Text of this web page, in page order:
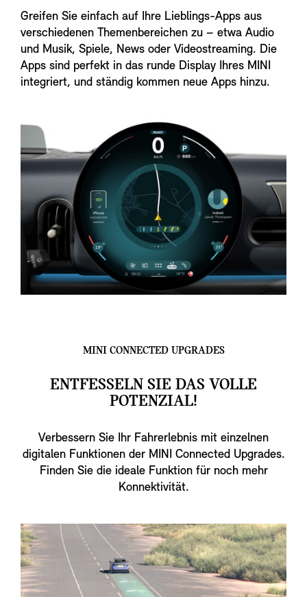
Greifen Sie einfach auf Ihre Lieblings-Apps aus
verschiedenen Themenbereichen zu – etwa Audio
und Musik, Spiele, News oder Videostreaming. Die
Apps sind perfekt in das runde Display Ihres MINI
integriert, und ständig kommen neue Apps hinzu.
MINI CONNECTED UPGRADES
ENTFESSELN SIE DAS VOLLE
POTENZIAL!
Verbessern Sie Ihr Fahrerlebnis mit einzelnen
digitalen Funktionen der MINI Connected Upgrades.
Finden Sie die ideale Funktion für noch mehr
Konnektivität.